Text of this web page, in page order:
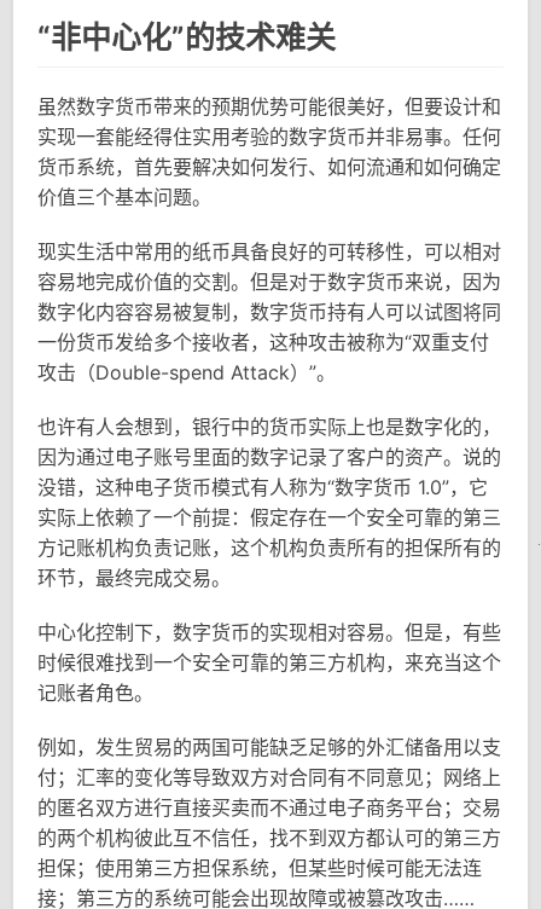
“非中心化”的技术难关
虽然数字货币带来的预期优势可能很美好，但要设计和
实现一套能经得住实用考验的数字货币并非易事。任何
货币系统，首先要解决如何发行、如何流通和如何确定
价值三个基本问题。
现实生活中常用的纸币具备良好的可转移性，可以相对
容易地完成价值的交割。但是对于数字货币来说，因为
数字化内容容易被复制，数字货币持有人可以试图将同
一份货币发给多个接收者，这种攻击被称为“双重支付
攻击（Double-spend Attack）”。
也许有人会想到，银行中的货币实际上也是数字化的，
因为通过电子账号里面的数字记录了客户的资产。说的
没错，这种电子货币模式有人称为“数字货币 1.0”，它
实际上依赖了一个前提：假定存在一个安全可靠的第三
方记账机构负责记账，这个机构负责所有的担保所有的
环节，最终完成交易。
中心化控制下，数字货币的实现相对容易。但是，有些
时候很难找到一个安全可靠的第三方机构，来充当这个
记账者角色。
例如，发生贸易的两国可能缺乏足够的外汇储备用以支
付；汇率的变化等导致双方对合同有不同意见；网络上
的匿名双方进行直接买卖而不通过电子商务平台；交易
的两个机构彼此互不信任，找不到双方都认可的第三方
担保；使用第三方担保系统，但某些时候可能无法连
接；第三方的系统可能会出现故障或被篡改攻击……